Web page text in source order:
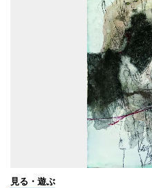
見る・遊ぶ